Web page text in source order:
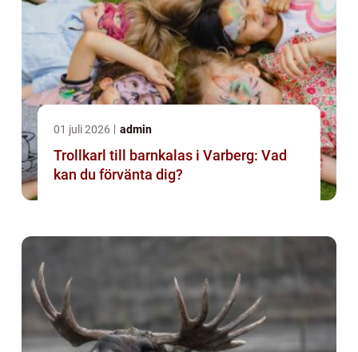
01 juli 2026 admin
Trollkarl till barnkalas i Varberg: Vad
kan du förvänta dig?